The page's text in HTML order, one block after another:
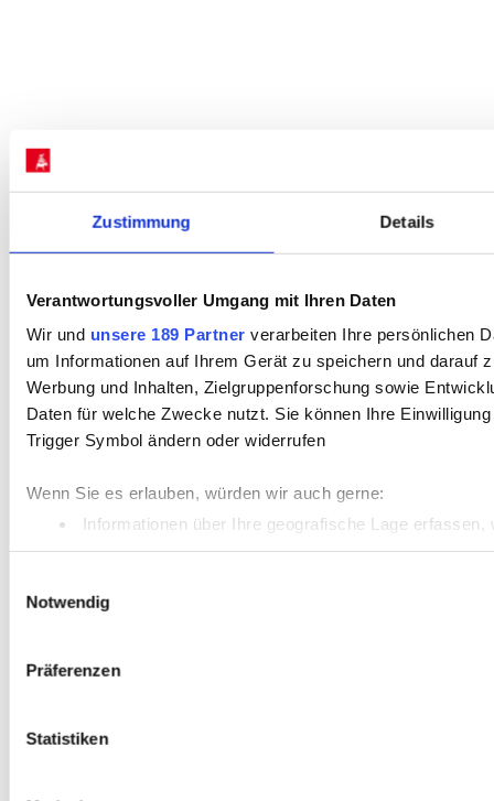
Zustimmung Details
Verantwortungsvoller Umgang mit Ihren Daten
Wir und unsere 189 Partner verarbeiten Ihre persönlichen
um Informationen auf Ihrem Gerät zu speichern und darauf
Werbung und Inhalten, Zielgruppenforschung sowie
Daten für welche Zwecke nutzt. Sie können Ihre
Trigger Symbol ändern oder widerrufen
Wenn Sie es erlauben, würden wir auch gerne:
Informationen über Ihre geografische Lage
Ihr Gerät durch aktives Scannen nach bestimmten
Einzelheiten
Notwendig
Präferenzen
Statistiken